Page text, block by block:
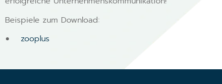
Beispiele zum Download:
zooplus